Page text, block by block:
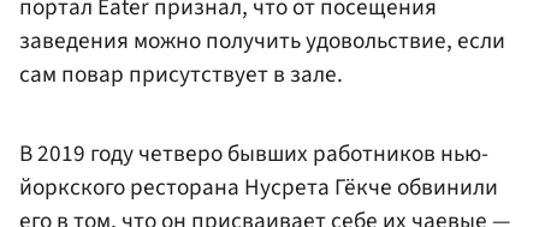
портал Eater признал, что от посещения
заведения можно получить удовольствие, если
сам повар присутствует в зале.
В 2019 году четверо бывших работников нью-
йоркского ресторана Нусрета Гёкче обвинили